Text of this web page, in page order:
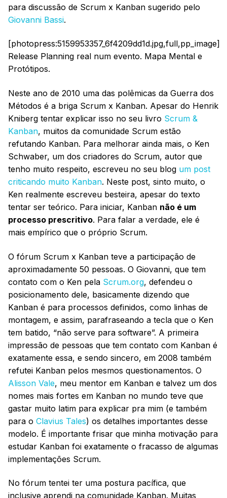
para discussão de Scrum x Kanban sugerido pelo
Giovanni Bassi.
[photopress:5159953357_6f4209dd1d.jpg,full,pp_image]
Release Planning real num evento. Mapa Mental e
Protótipos.
Neste ano de 2010 uma das polêmicas da Guerra dos
Métodos é a briga Scrum x Kanban. Apesar do Henrik
Kniberg tentar explicar isso no seu livro Scrum &
Kanban, muitos da comunidade Scrum estão
refutando Kanban. Para melhorar ainda mais, o Ken
Schwaber, um dos criadores do Scrum, autor que
tenho muito respeito, escreveu no seu blog um post
criticando muito Kanban. Neste post, sinto muito, o
Ken realmente escreveu besteira, apesar do texto
tentar ser teórico. Para iniciar, Kanban não é um
processo prescritivo. Para falar a verdade, ele é
mais empírico que o próprio Scrum.
O fórum Scrum x Kanban teve a participação de
aproximadamente 50 pessoas. O Giovanni, que tem
contato com o Ken pela Scrum.org, defendeu o
posicionamento dele, basicamente dizendo que
Kanban é para processos definidos, como linhas de
montagem, e assim, parafraseando a tecla que o Ken
tem batido, “não serve para software”. A primeira
impressão de pessoas que tem contato com Kanban é
exatamente essa, e sendo sincero, em 2008 também
refutei Kanban pelos mesmos questionamentos. O
Alisson Vale, meu mentor em Kanban e talvez um dos
nomes mais fortes em Kanban no mundo teve que
gastar muito latim para explicar pra mim (e também
para o Clavius Tales) os detalhes importantes desse
modelo. É importante frisar que minha motivação para
estudar Kanban foi exatamente o fracasso de algumas
implementações Scrum.
No fórum tentei ter uma postura pacífica, que
inclusive aprendi na comunidade Kanban. Muitas